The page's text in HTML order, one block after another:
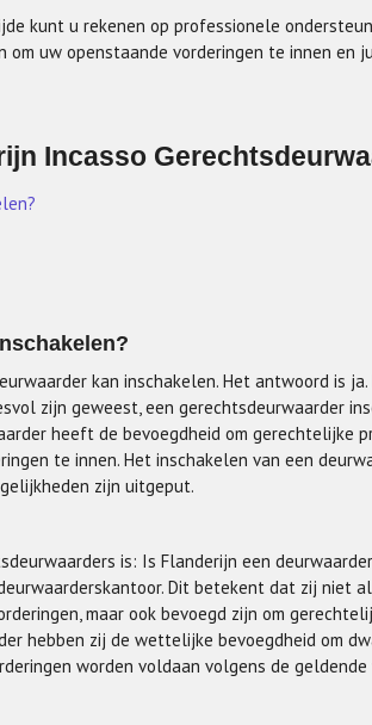
kunt u rekenen op professionele
uw openstaande vorderingen te innen en
Incasso
kan inschakelen. Het antwoord is ja.
zijn geweest, een gerechtsdeurwaarder
heeft de bevoegdheid om gerechtelijke
te innen. Het inschakelen van een
zijn uitgeput.
is: Is Flanderijn een
Dit betekent dat zij niet
maar ook bevoegd zijn om
hebben zij de wettelijke bevoegdheid om
worden voldaan volgens de